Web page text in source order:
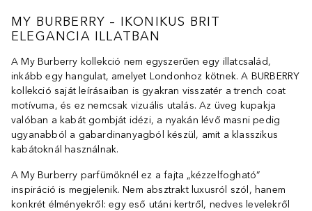
MY BURBERRY – IKONIKUS BRIT
ELEGANCIA ILLATBAN
A My Burberry kollekció nem egyszerűen egy illatcsalád,
inkább egy hangulat, amelyet Londonhoz kötnek. A BURBERRY
kollekció saját leírásaiban is gyakran visszatér a trench coat
motívuma, és ez nemcsak vizuális utalás. Az üveg kupakja
valóban a kabát gombját idézi, a nyakán lévő masni pedig
ugyanabból a gabardinanyagból készül, amit a klasszikus
kabátoknál használnak.
A My Burberry parfümöknél ez a fajta „kézzelfogható”
inspiráció is megjelenik. Nem absztrakt luxusról szól, hanem
konkrét élményekről: egy eső utáni kertről, nedves levelekről